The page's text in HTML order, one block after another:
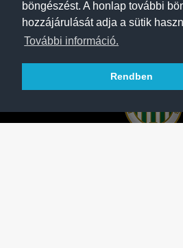
böngészést. A honlap további
hozzájárulását adja a sütik
További információ.
Rendben